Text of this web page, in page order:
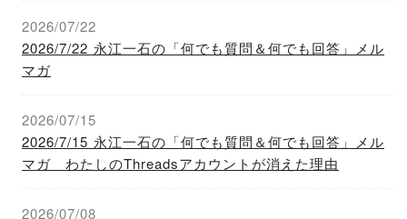
2026/07/22
2026/7/22 永江一石の「何でも質問＆何でも回答」メル
マガ
2026/07/15
2026/7/15 永江一石の「何でも質問＆何でも回答」メル
マガ わたしのThreadsアカウントが消えた理由
2026/07/08